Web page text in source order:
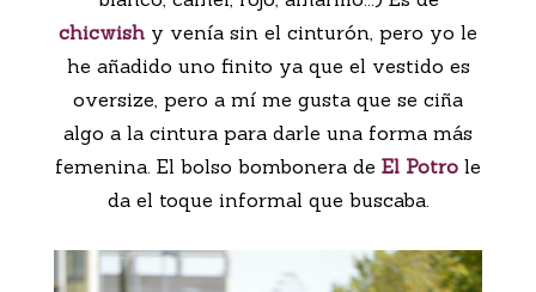
chicwish y venía sin el cinturón, pero yo le
he añadido uno finito ya que el vestido es
oversize, pero a mí me gusta que se ciña
algo a la cintura para darle una forma más
femenina. El bolso bombonera de El Potro le
da el toque informal que buscaba.